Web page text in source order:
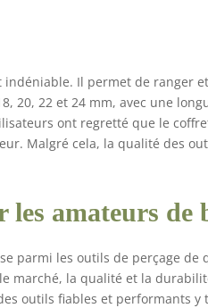
indéniable. Il permet de ranger
20, 22 et 24 mm, avec une
ont regretté que le
Malgré cela, la qualité des
amateurs de
parmi les outils de perçage de
marché, la qualité et la
outils fiables et performants